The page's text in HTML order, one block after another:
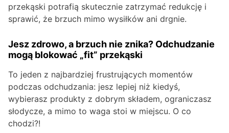
przekąski potrafią skutecznie zatrzymać redukcję i
sprawić, że brzuch mimo wysiłków ani drgnie.
Jesz zdrowo, a brzuch nie znika? Odchudzanie
mogą blokować „fit” przekąski
To jeden z najbardziej frustrujących momentów
podczas odchudzania: jesz lepiej niż kiedyś,
wybierasz produkty z dobrym składem, ograniczasz
słodycze, a mimo to waga stoi w miejscu. O co
chodzi?!